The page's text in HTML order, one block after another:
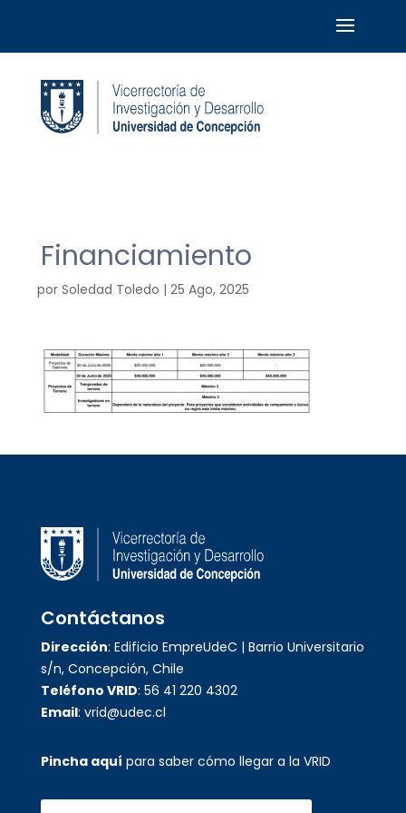
Financiamiento
por Soledad Toledo | 25 Ago, 2025
Contáctanos
Dirección: Edificio EmpreUdeC | Barrio Universitario
s/n, Concepción, Chile
Teléfono VRID: 56 41 220 4302
Email: vrid@udec.cl
Pincha aquí para saber cómo llegar a la VRID